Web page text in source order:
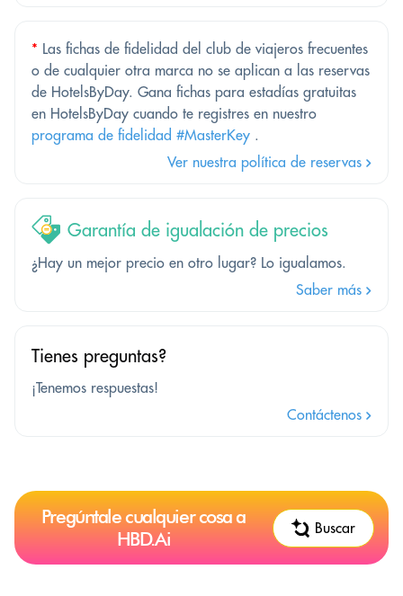
* Las fichas de fidelidad del club de viajeros frecuentes
o de cualquier otra marca no se aplican a las reservas
de HotelsByDay. Gana fichas para estadías gratuitas
en HotelsByDay cuando te registres en nuestro
programa de fidelidad #MasterKey .
Ver nuestra política de reservas
Garantía de igualación de precios
¿Hay un mejor precio en otro lugar? Lo igualamos.
Saber más
Tienes preguntas?
¡Tenemos respuestas!
Contáctenos
Pregúntale cualquier cosa a
HBD.Ai
Buscar